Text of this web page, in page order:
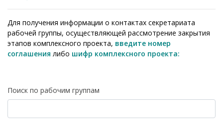
Для получения информации о контактах секретариата
рабочей группы, осуществляющей рассмотрение закрытия
этапов комплексного проекта, введите номер
соглашения либо шифр комплексного проекта:
Поиск по рабочим группам